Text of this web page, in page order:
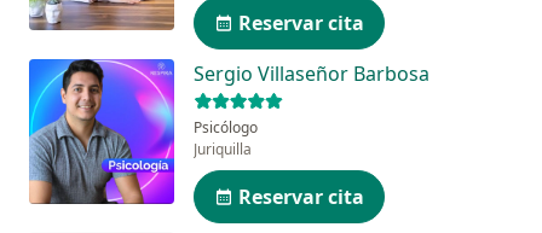
Reservar cita
Sergio Villaseñor Barbosa
Psicólogo
Juriquilla
Reservar cita